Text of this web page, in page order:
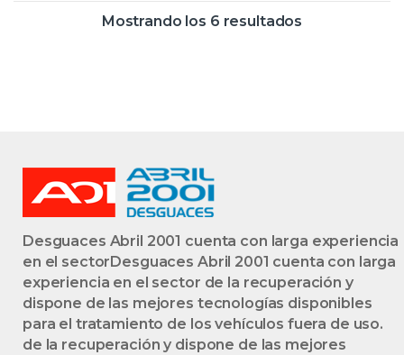
IZQUIERDOS
LTR. – 140 KW 16V
Mostrando los 6 resultados
Desguaces Abril 2001 cuenta con larga experiencia
en el sectorDesguaces Abril 2001 cuenta con larga
experiencia en el sector de la recuperación y
dispone de las mejores tecnologías disponibles
para el tratamiento de los vehículos fuera de uso.
de la recuperación y dispone de las mejores